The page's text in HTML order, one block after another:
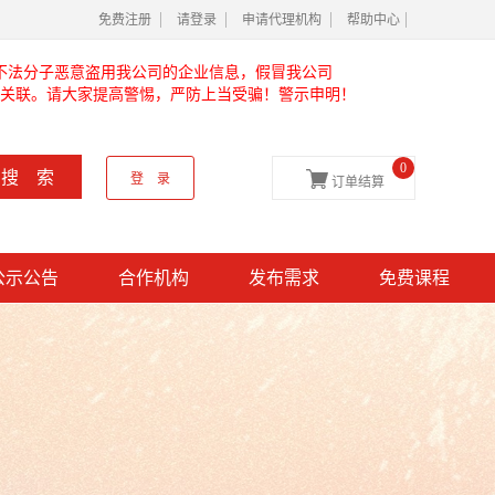
免费注册 请登录 申请代理机构 帮助中心
分子恶意盗用我公司的企业信息，假冒我公司
。请大家提高警惕，严防上当受骗！警示申明！
搜 索 登 录  订单结算
0
示公告 合作机构 发布需求 免费课程